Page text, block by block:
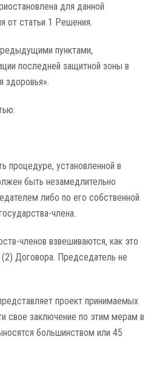
​​для данной
от статьи 1 Решения.
пунктами,
последней защитной зоны в
здоровья».
процедуре, установленной в
быть незамедлительно
либо по его собственной
члена.
членов взвешиваются, как это
Договора. Председатель не
проект принимаемых
свое заключение по этим мерам в
большинством или 45